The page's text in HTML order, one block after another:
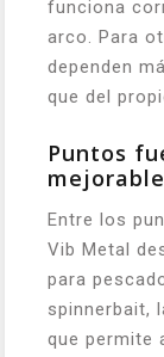
funciona
arco. Para
dependen
que del
Puntos
Entre los
Vib Metal
para
spinnerbait,
que permite